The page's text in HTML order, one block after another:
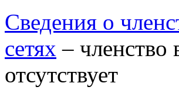
Сведения о
сетях – членство
отсутствует